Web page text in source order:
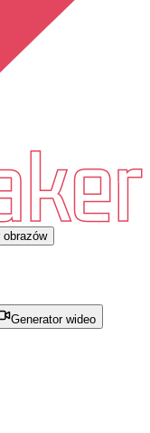
obrazów
Generator wideo